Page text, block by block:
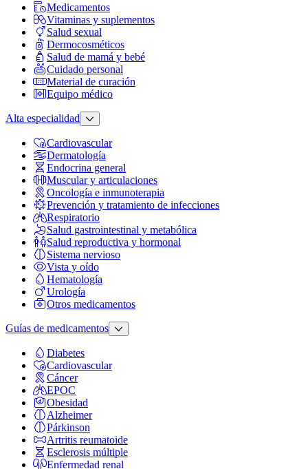
Medicamentos
Vitaminas y suplementos
Salud sexual
Dermocosméticos
Salud de mamá y bebé
Cuidado personal
Material de curación
Equipo médico
Alta especialidad
Cardiovascular
Dermatología
Endocrina general
Muscular y articulaciones
Oncología e inmunoterapia
Prevención y tratamiento de infecciones
Respiratorio
Salud gastrointestinal y metabólica
Salud reproductiva y hormonal
Sistema nervioso
Vista y oído
Hematología
Urología
Otros medicamentos
Guías de medicamentos
Diabetes
Cardiovascular
Cáncer
EPOC
Obesidad
Alzheimer
Párkinson
Artritis reumatoide
Esclerosis múltiple
Enfermedad renal